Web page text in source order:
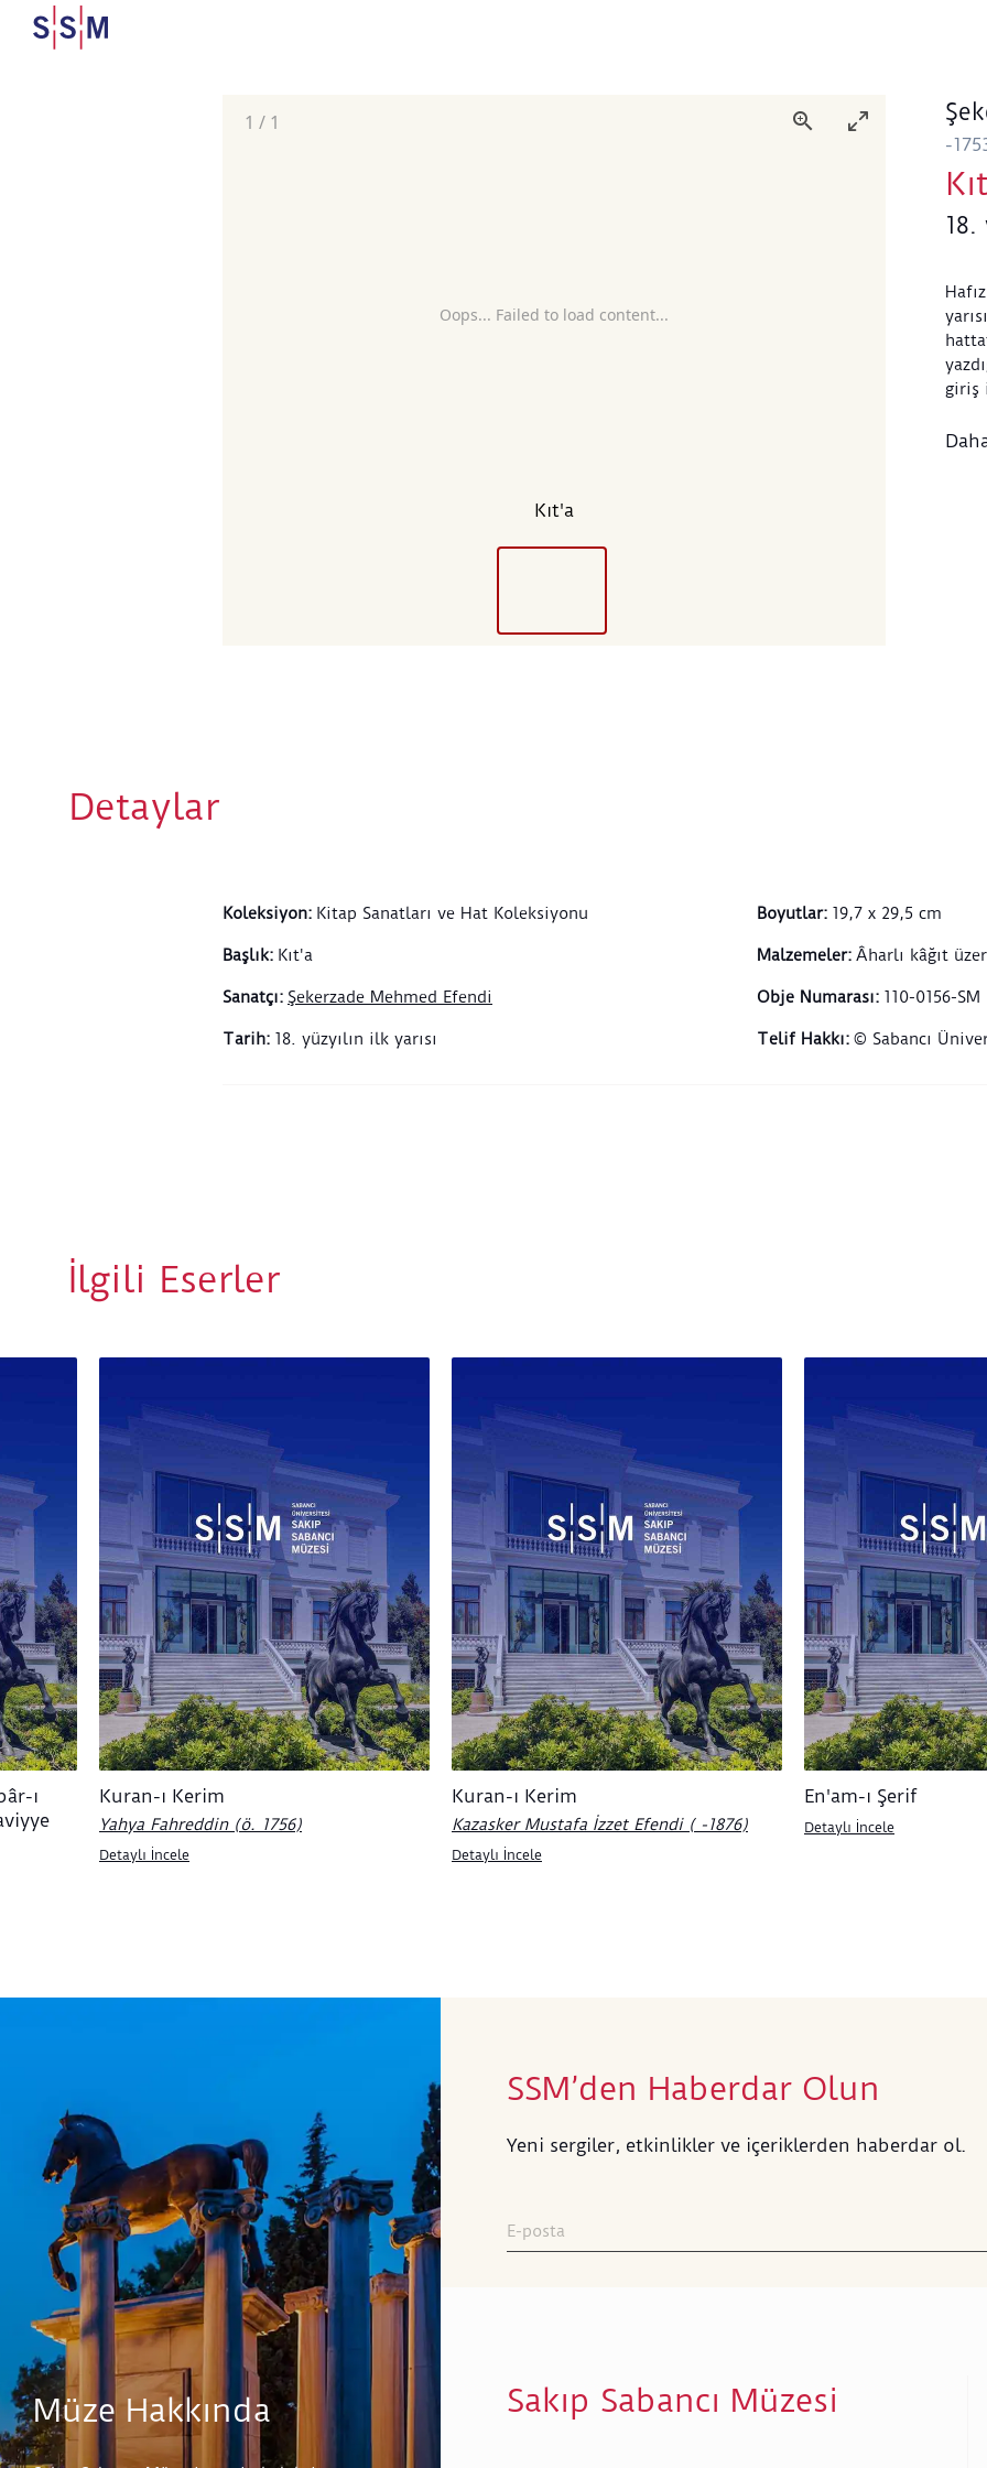
Oops... Failed to load content...
1 / 1
Kıt'a
-
18.
giriş
Detaylar
Koleksiyon: Kitap Sanatları ve Hat Koleksiyonu
Başlık: Kıt'a
Sanatçı: Şekerzade Mehmed Efendi
Tarih: 18. yüzyılın ilk yarısı
Boyutlar: 19,7 x 29,5 cm
Malzemeler: Âharlı kâğıt
Obje Numarası: 110-0156-SM
Telif Hakkı: © Sabancı
İlgili Eserler
ı
Kuran-ı Kerim
Yahya Fahreddin (ö. 1756)
Detaylı İncele
Kuran-ı Kerim
Kazasker Mustafa İzzet Efendi ( -1876)
Detaylı İncele
En'am-ı Şerif
Detaylı İncele
Müze Hakkında
SSM’den Haberdar Olun
Yeni sergiler, etkinlikler ve içeriklerden haberdar ol.
Sakıp Sabancı Müzesi